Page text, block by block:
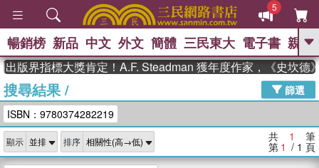
5
GO
高希均教授回憶錄
、 The Odyssey 、 父親節 、 如果歷
獎 臺灣漫遊錄 、 方念華 、 台灣的李
登輝時代
數學女孩：黎曼猜想 、
偉大的迷走神經
暢銷榜 新品 中文 外文 簡體 三民東大 電子書 親子
版界指標大獎肯定！A.F. Steadman 獲年度作家，《史坎德
搜尋結果/
篩選
ISBN：9780374282219
顯示 排序 共 1 筆
第 1 / 1 頁